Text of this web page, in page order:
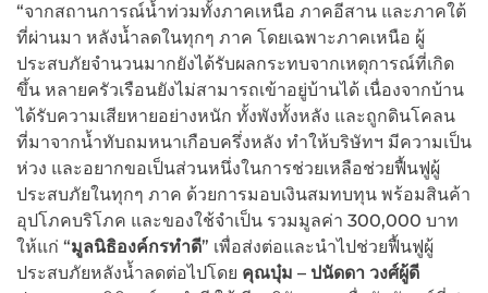
“จากสถานการณ์น้ำท่วมทั้งภาคเหนือ ภาคอีสาน และภาคใต้
ที่ผ่านมา หลังน้ำลดในทุกๆ ภาค โดยเฉพาะภาคเหนือ ผู้
ประสบภัยจำนวนมากยังได้รับผลกระทบจากเหตุการณ์ที่เกิด
ขึ้น หลายครัวเรือนยังไม่สามารถเข้าอยู่บ้านได้ เนื่องจากบ้าน
ได้รับความเสียหายอย่างหนัก ทั้งพังทั้งหลัง และถูกดินโคลน
ที่มาจากน้ำทับถมหนาเกือบครึ่งหลัง ทำให้บริษัทฯ มีความเป็น
ห่วง และอยากขอเป็นส่วนหนึ่งในการช่วยเหลือช่วยฟื้นฟูผู้
ประสบภัยในทุกๆ ภาค ด้วยการมอบเงินสมทบทุน พร้อมสินค้า
อุปโภคบริโภค และของใช้จำเป็น รวมมูลค่า 300,000 บาท
ให้แก่ “มูลนิธิองค์กรทำดี” เพื่อส่งต่อและนำไปช่วยฟื้นฟูผู้
ประสบภัยหลังน้ำลดต่อไปโดย คุณบุ๋ม – ปนัดดา วงศ์ผู้ดี